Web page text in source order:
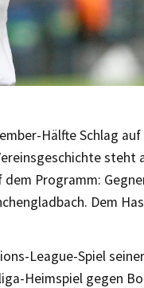
Hälfte Schlag auf
steht
Programm:
Dem
League-Spiel
Heimspiel gegen